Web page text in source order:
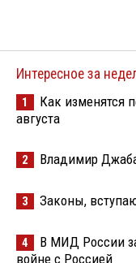
Интересное за
1
Как изменятся
августа
2 Владимир
3 Законы,
4
В МИД России
войне с Россией